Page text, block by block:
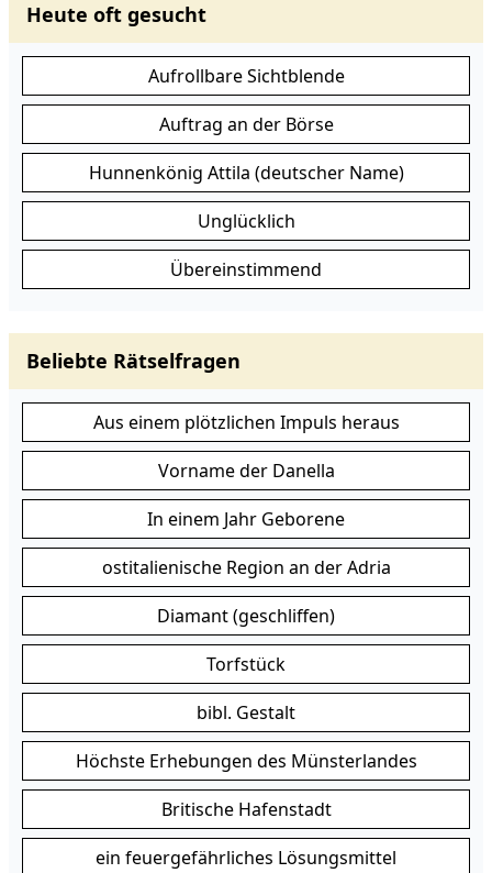
Heute oft gesucht
Aufrollbare Sichtblende
Auftrag an der Börse
Hunnenkönig Attila (deutscher Name)
Unglücklich
Übereinstimmend
Beliebte Rätselfragen
Aus einem plötzlichen Impuls heraus
Vorname der Danella
In einem Jahr Geborene
ostitalienische Region an der Adria
Diamant (geschliffen)
Torfstück
bibl. Gestalt
Höchste Erhebungen des Münsterlandes
Britische Hafenstadt
ein feuergefährliches Lösungsmittel